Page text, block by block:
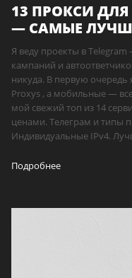
13 ПРОКСИ ДЛЯ
— САМЫЕ
Я веду проекты в
кампаний и
никуда. В первую
Proxys , а мобильные —
мой свежий топ из 14
ценами. Телеграм и типы
Индивидуальные IPv4.
Подробнее